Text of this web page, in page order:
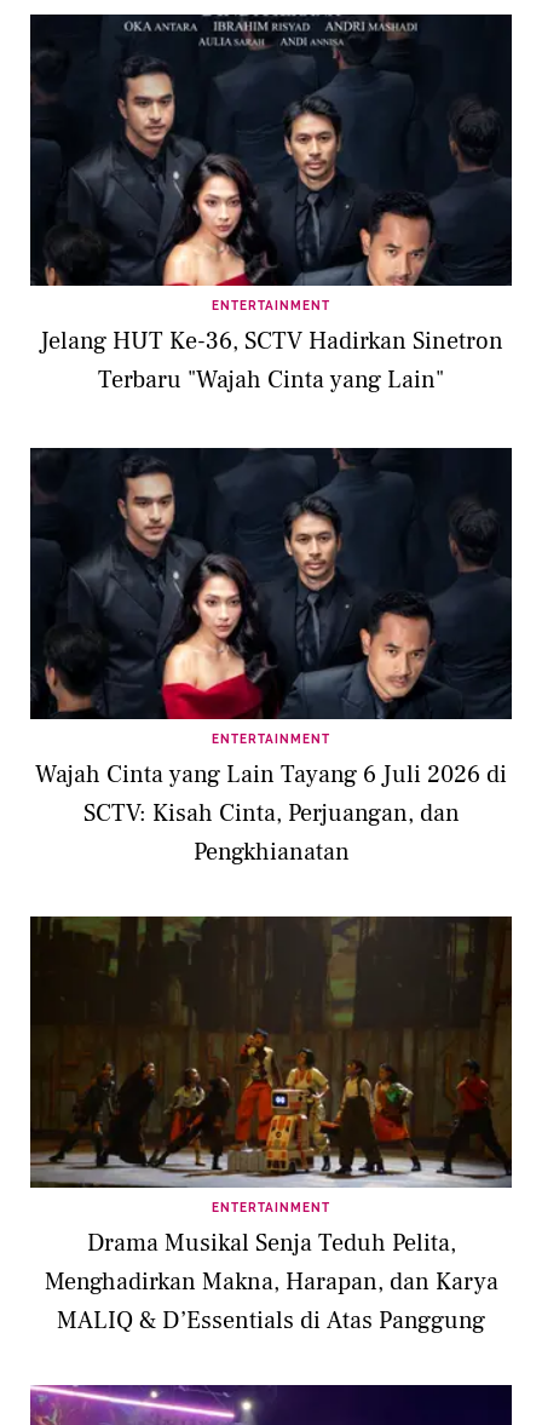
ENTERTAINMENT
Jelang HUT Ke-36, SCTV Hadirkan Sinetron
Terbaru "Wajah Cinta yang Lain"
ENTERTAINMENT
Wajah Cinta yang Lain Tayang 6 Juli 2026 di
SCTV: Kisah Cinta, Perjuangan, dan
Pengkhianatan
ENTERTAINMENT
Drama Musikal Senja Teduh Pelita,
Menghadirkan Makna, Harapan, dan Karya
MALIQ & D’Essentials di Atas Panggung